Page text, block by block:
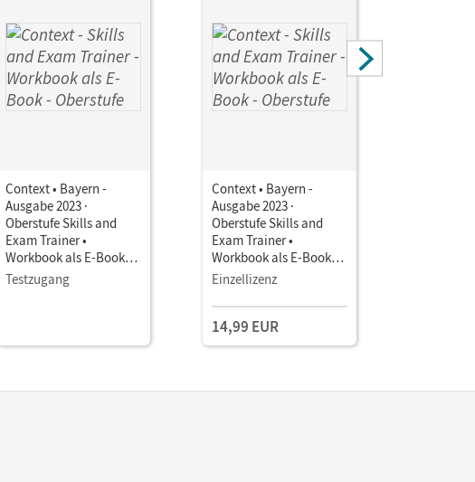
Context • Bayern -
Ausgabe 2023 ·
Oberstufe Skills and
Exam Trainer •
Workbook als E-Book
Mit Lösungen, Audio
und Video
Testzugang
Context • Bayern -
Ausgabe 2023 ·
Oberstufe Skills and
Exam Trainer •
Workbook als E-Book
Mit Lösungen, Audio
Einzellizenz
14,99 EUR